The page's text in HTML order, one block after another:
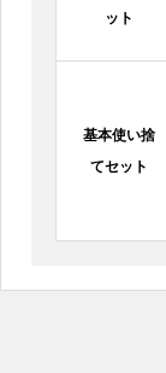
ット
基本使い捨
てセット